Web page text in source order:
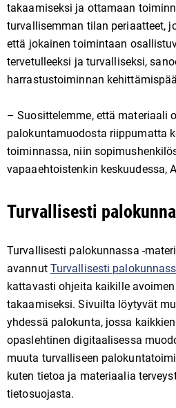
takaamiseksi ja ottamaan
turvallisemman tilan periaatteet,
että jokainen toimintaan
tervetulleeksi ja turvalliseksi,
harrastustoiminnan
– Suosittelemme, että materiaali
palokuntamuodosta riippumatta
toiminnassa, niin
vapaaehtoistenkin keskuudessa,
Turvallisesti
Turvallisesti palokunnassa -
avannut Turvallisesti
kattavasti ohjeita kaikille
takaamiseksi. Sivuilta löytyvät
yhdessä palokunta, jossa
opaslehtinen digitaalisessa
muuta turvalliseen
kuten tietoa ja materiaalia
tietosuojasta.